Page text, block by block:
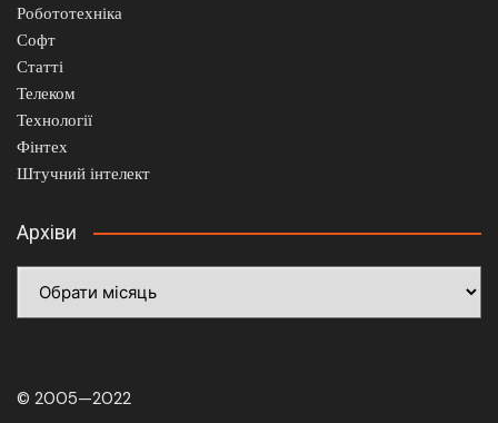
Робототехніка
Софт
Статті
Телеком
Технології
Фінтех
Штучний інтелект
Архіви
© 2005—2022